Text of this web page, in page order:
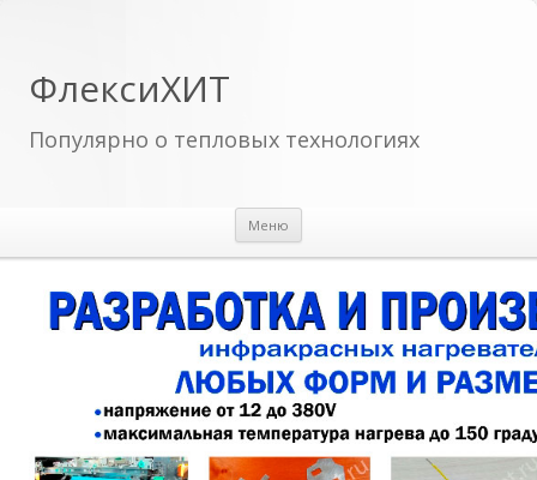
ФлексиХИТ
Популярно о тепловых технологиях
Меню